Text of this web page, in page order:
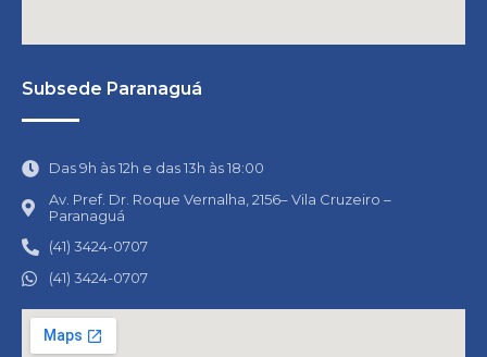
Subsede Paranaguá
Das 9h às 12h e das 13h às 18:00
Av. Pref. Dr. Roque Vernalha, 2156– Vila Cruzeiro –
Paranaguá
(41) 3424-0707
(41) 3424-0707